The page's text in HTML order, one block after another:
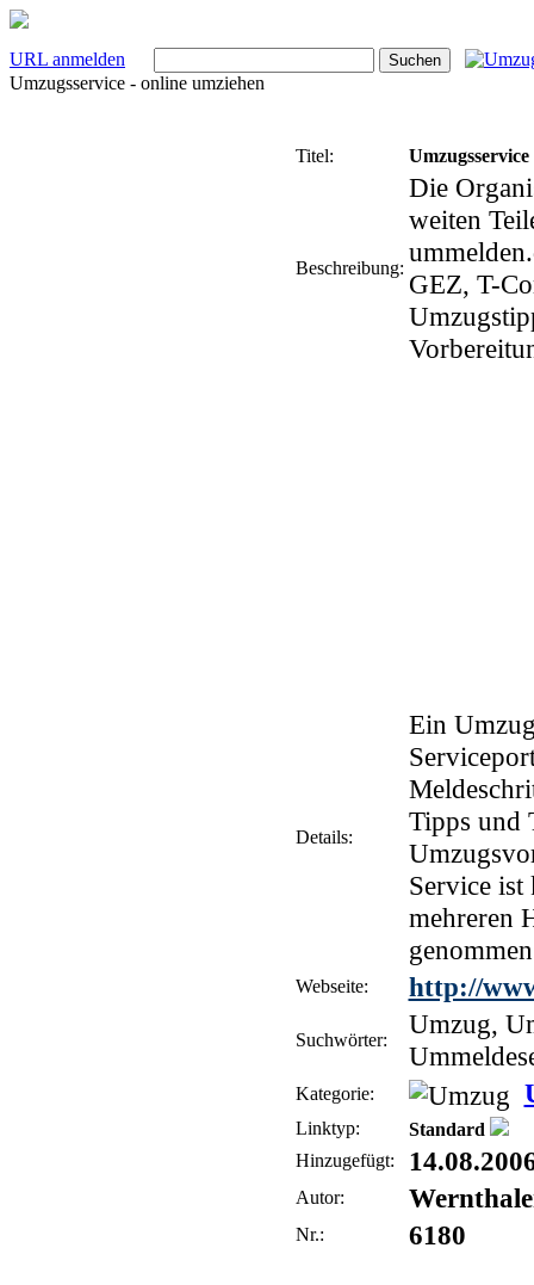
URL anmelden
Umzugsservice - online umziehen
Titel:
Beschreibung:
Die
weiten
GEZ, T-
Details:
Ein
Tipps und
Service
mehreren
Webseite: http://
Suchwörter:
Umzug,
Kategorie:
Linktyp:
Standard
Hinzugefügt:
Autor:
Nr.: 6180